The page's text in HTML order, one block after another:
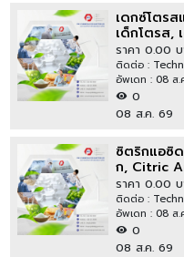
เดกซ์โตร
เด็กโตรส,
Dextrose
ราคา 0.00
ติดต่อ :
อัพเดท : 08 ส.
0
08 ส.ค. 69
ซิตริกแอซิ
ก, Citric
Additive
ราคา 0.00
ติดต่อ :
อัพเดท : 08 ส.
0
08 ส.ค. 69